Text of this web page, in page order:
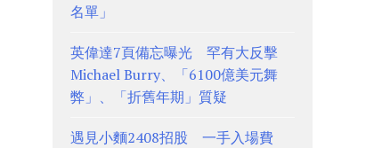
名單」
英偉達7頁備忘曝光 罕有大反擊
Michael Burry、「6100億美元舞
弊」、「折舊年期」質疑
遇見小麵2408招股 一手入場費